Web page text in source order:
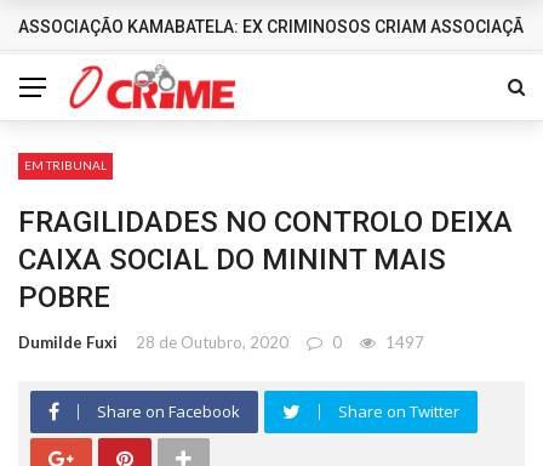
DESTAQUES
ASSOCIAÇÃO KAMABATELA: EX CRIMINOSOS CRIAM
EM TRIBUNAL
FRAGILIDADES NO CONTROLO DEIXA
CAIXA SOCIAL DO MININT MAIS
POBRE
Dumilde Fuxi 28 de Outubro, 2020 0 1497
Share on Facebook Share on Twitter